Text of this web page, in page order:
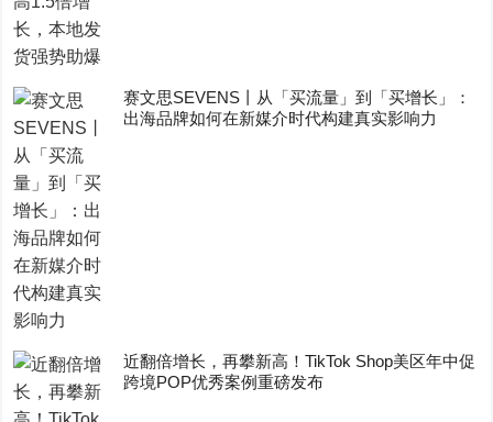
赛文思SEVENS丨从「买流量」到「买增长」：
出海品牌如何在新媒介时代构建真实影响力
近翻倍增长，再攀新高！TikTok Shop美区年中促
跨境POP优秀案例重磅发布